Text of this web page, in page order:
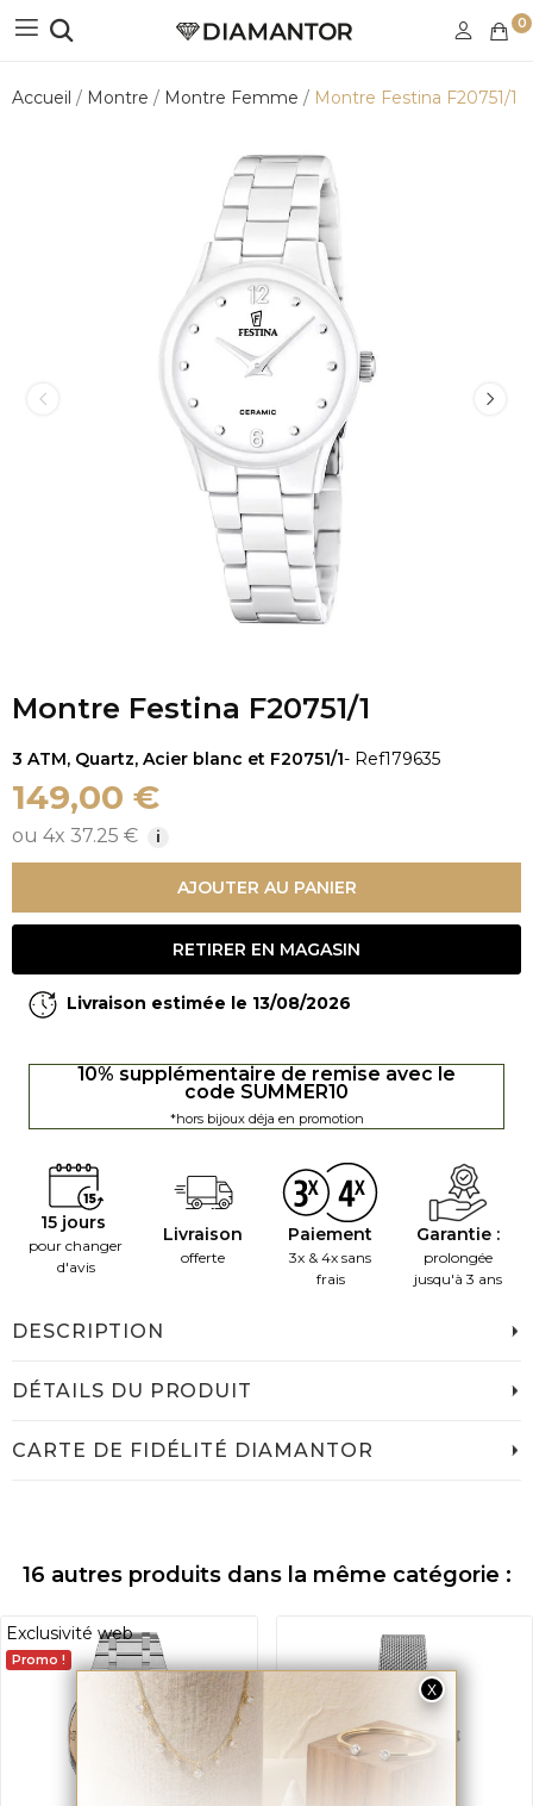
0
Accueil Montre Montre Femme Montre Festina F20751/1
Montre Festina F20751/1
3 ATM, Quartz, Acier blanc et F20751/1- Ref179635
149,00 €
ou 4x 37.25 € i
AJOUTER AU PANIER
RETIRER EN MAGASIN
Livraison estimée le 13/08/2026
10% supplémentaire de remise avec le
code SUMMER10
*hors bijoux déja en promotion
15 jours
pour changer
d'avis
Livraison
offerte
Paiement
3x & 4x sans
frais
Garantie :
prolongée
jusqu'à 3 ans
DESCRIPTION
DÉTAILS DU PRODUIT
CARTE DE FIDÉLITÉ DIAMANTOR
16 autres produits dans la même catégorie :
Exclusivité web
Promo !